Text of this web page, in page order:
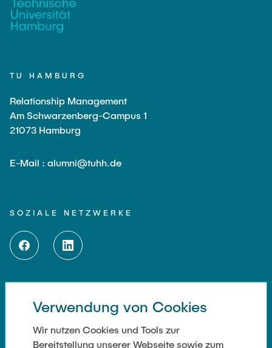
Registrieren
TU HAMBURG
Relationship Management
Am Schwarzenberg-Campus 1
21073 Hamburg
E-Mail : alumni@tuhh.de
SOZIALE NETZWERKE
WEITERFÜHRENDE LINKS
Impressum
Verwendung von Cookies
Wir nutzen Cookies und Tools zur
Bereitstellung unserer Webseite sowie zum